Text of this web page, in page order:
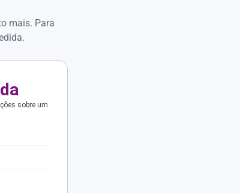
mais. Para
sobre um